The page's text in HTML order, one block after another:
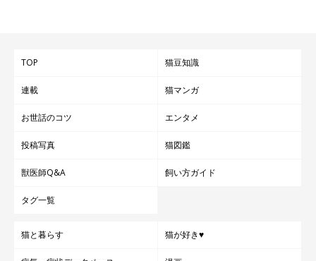
何気ない飼い主さんの行動も、いつもの生活ができなくなりま
す。そのため、猫にとってはイライラの原因に。
新しい猫を迎えること
新しい猫を迎えることは、先住猫にとても大きなイライラを感じ
飼い主さんは、「愛猫の遊び相手や寂しさを紛らわすために」と
TOP 猫豆知識
連載 猫マンガ
お世話のコツ エンタメ
投稿写真 猫図鑑
獣医師Q&A 飼い方ガイド
タグ一覧
猫と暮らす 猫が好き♥